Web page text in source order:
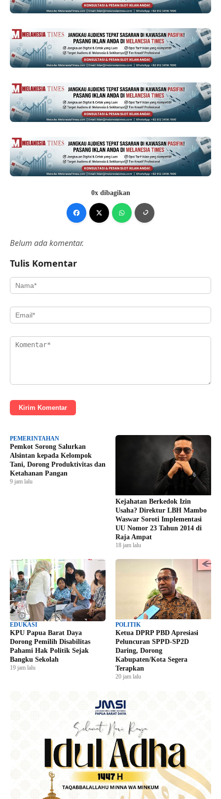
0x dibagikan
Belum ada komentar.
Tulis Komentar
Kirim Komentar
PEMERINTAHAN
Pemkot Sorong Salurkan
Alsintan kepada Kelompok
Tani, Dorong Produktivitas dan
Ketahanan Pangan
9 jam lalu
Kejahatan Berkedok Izin
Usaha? Direktur LBH Mambo
Waswar Soroti Implementasi
UU Nomor 23 Tahun 2014 di
Raja Ampat
18 jam lalu
EDUKASI
KPU Papua Barat Daya
Dorong Pemilih Disabilitas
Pahami Hak Politik Sejak
Bangku Sekolah
19 jam lalu
POLITIK
Ketua DPRP PBD Apresiasi
Peluncuran SPPD-SP2D
Daring, Dorong
Kabupaten/Kota Segera
Terapkan
20 jam lalu